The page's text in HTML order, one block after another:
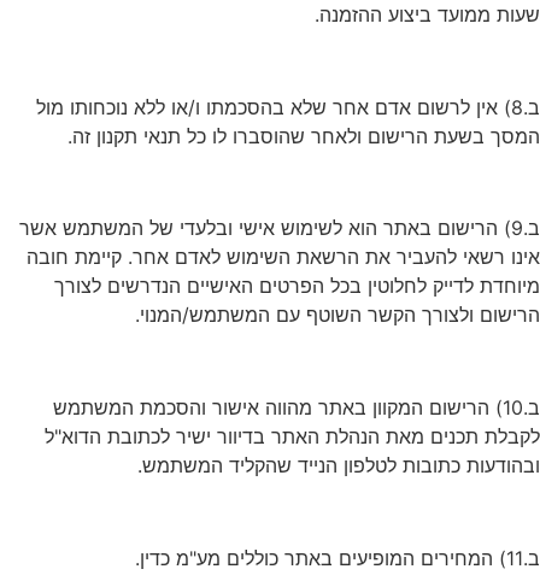
שעות ממועד ביצוע ההזמנה.
ב.8) אין לרשום אדם אחר שלא בהסכמתו ו/או ללא נוכחותו מול
המסך בשעת הרישום ולאחר שהוסברו לו כל תנאי תקנון זה.
ב.9) הרישום באתר הוא לשימוש אישי ובלעדי של המשתמש אשר
אינו רשאי להעביר את הרשאת השימוש לאדם אחר. קיימת חובה
מיוחדת לדייק לחלוטין בכל הפרטים האישיים הנדרשים לצורך
הרישום ולצורך הקשר השוטף עם המשתמש/המנוי.
ב.10) הרישום המקוון באתר מהווה אישור והסכמת המשתמש
לקבלת תכנים מאת הנהלת האתר בדיוור ישיר לכתובת הדוא"ל
ובהודעות כתובות לטלפון הנייד שהקליד המשתמש.
ב.11) המחירים המופיעים באתר כוללים מע"מ כדין.